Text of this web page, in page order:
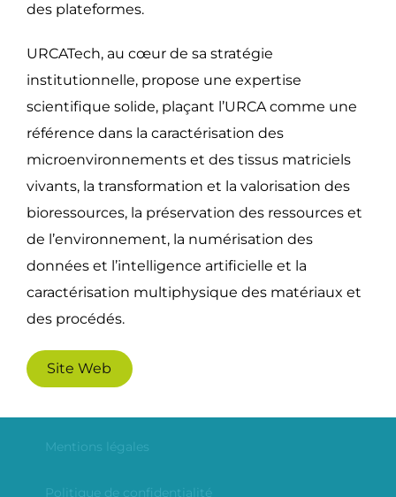
des plateformes.
URCATech, au cœur de sa stratégie
institutionnelle, propose une expertise
scientifique solide, plaçant l’URCA comme une
référence dans la caractérisation des
microenvironnements et des tissus matriciels
vivants, la transformation et la valorisation des
bioressources, la préservation des ressources et
de l’environnement, la numérisation des
données et l’intelligence artificielle et la
caractérisation multiphysique des matériaux et
des procédés.
Site Web
Mentions légales
Politique de confidentialité